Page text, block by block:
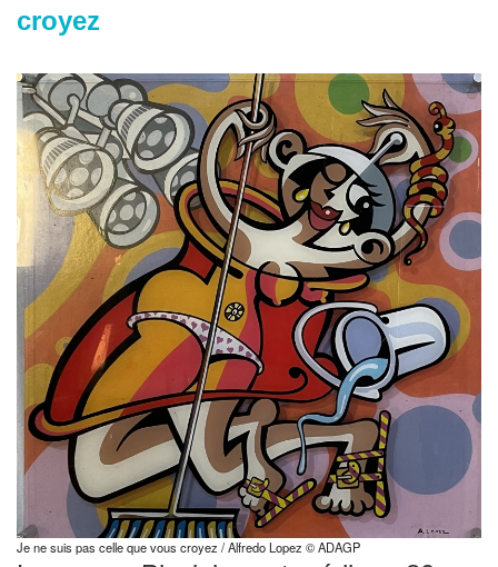
croyez
Je ne suis pas celle que vous croyez / Alfredo Lopez © ADAGP